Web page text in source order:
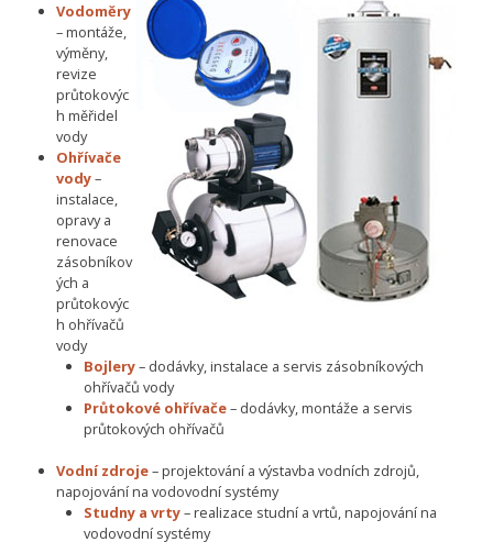
Vodoměry
– montáže,
výměny,
revize
průtokovýc
h měřidel
vody
Ohřívače
vody–
instalace,
opravy a
renovace
zásobníkov
ých a
průtokovýc
h ohřívačů
vody
Bojlery– dodávky, instalace a servis zásobníkových
ohřívačů vody
Průtokové ohřívače– dodávky, montáže a servis
průtokových ohřívačů
Vodní zdroje– projektování a výstavba vodních zdrojů,
napojování na vodovodní systémy
Studny a vrty– realizace studní a vrtů, napojování na
vodovodní systémy